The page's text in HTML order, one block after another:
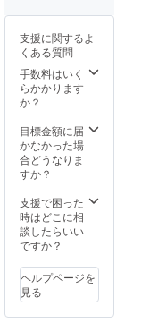
で、ご
ださい
ませ。
く際に
サイズ
を備考
欄に記
載をお
願いし
※商品写
真はサ
ンプル
になり
ご支援
いただ
いた後
に制作
ますの
で、写
真と実
際の商
支援に関するよ
くある質問
手数料はいく
らかかります
か？
目標金額に届
かなかった場
合どうなりま
すか？
支援で困った
時はどこに相
談したらいい
ですか？
ヘルプページを
見る